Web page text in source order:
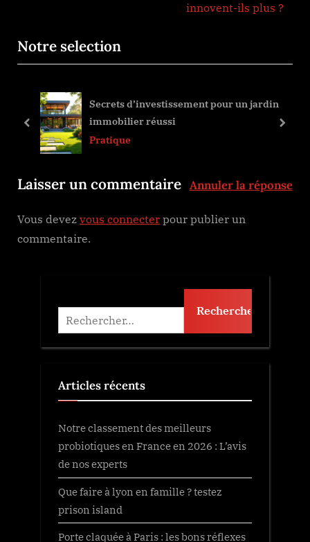
innovent-ils plus ?
Notre selection
Secrets d’investissement pour un jardin
immobilier réussi
Pratique
prev next
Laisser un commentaire Annuler la réponse
Vous devez vous connecter pour publier un
commentaire.
Articles récents
Notre classement des meilleurs
probiotiques en France en 2026 : L’avis
de nos experts
Que faire à lyon en famille ? testez
prison island
Porte claquée à Paris : les bons réflexes